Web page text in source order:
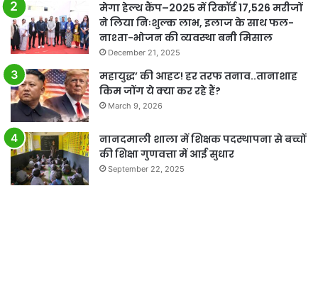
मेगा हेल्थ कैंप–2025 में रिकॉर्ड 17,526 मरीजों
ने लिया निःशुल्क लाभ, इलाज के साथ फल-
नाश्ता-भोजन की व्यवस्था बनी मिसाल
December 21, 2025
महायुद्ध’ की आहट! हर तरफ तनाव..तानाशाह
किम जोंग ये क्या कर रहे हैं?
March 9, 2026
नानदमाली शाला में शिक्षक पदस्थापना से बच्चों
की शिक्षा गुणवत्ता में आई सुधार
September 22, 2025